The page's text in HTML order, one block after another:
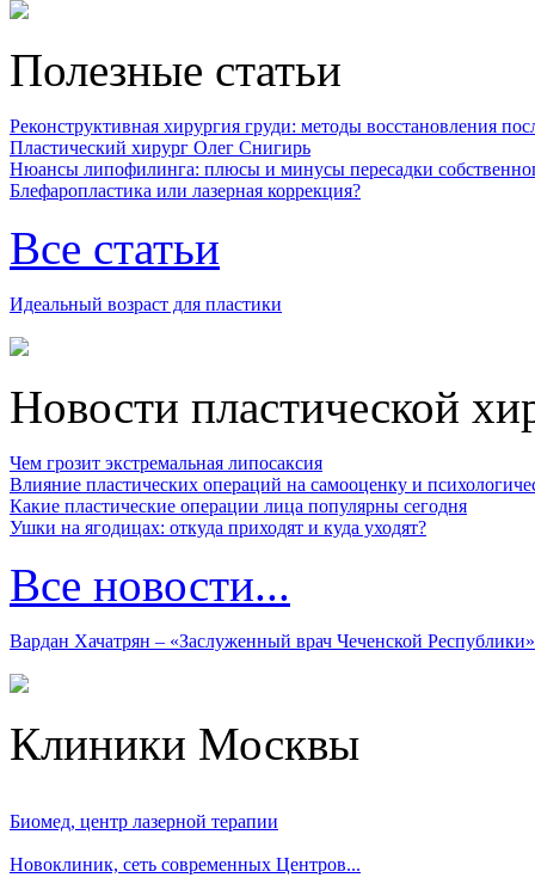
Полезные статьи
Реконструктивная хирургия груди: методы восстановления
Пластический хирург Олег Снигирь
Нюансы липофилинга: плюсы и минусы пересадки
Блефаропластика или лазерная коррекция?
Все статьи
Идеальный возраст для пластики
Новости пластической
Чем грозит экстремальная липосаксия
Влияние пластических операций на самооценку и
Какие пластические операции лица популярны сегодня
Ушки на ягодицах: откуда приходят и куда уходят?
Все новости...
Вардан Хачатрян – «Заслуженный врач Чеченской Республики»
Клиники Москвы
Биомед, центр лазерной терапии
Новоклиник, сеть современных Центров...